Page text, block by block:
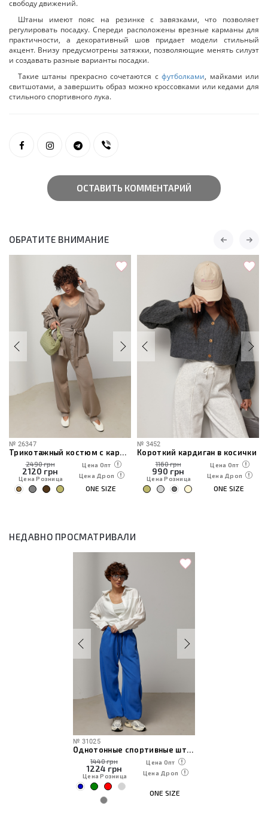
свободу движений.
Штаны имеют пояс на резинке с завязками, что позволяет
регулировать посадку. Спереди расположены врезные карманы для
практичности, а декоративный шов придает модели стильный
акцент. Внизу предусмотрены затяжки, позволяющие менять силуэт
и создавать разные варианты посадки.
Такие штаны прекрасно сочетаются сфутболками, майками или
свитшотами, а завершить образ можно кроссовками или кедами для
стильного спортивного лука.
ОСТАВИТЬ КОММЕНТАРИЙ
ОБРАТИТЕ ВНИМАНИЕ
№ 26347
Трикотажный костюм с кардиганом, топом и брюками
2490 грн
2120 грн
Цена Розница
Цена Опт
Цена Дроп
ONE SIZE
№ 3452
Короткий кардиган в косички
1160 грн
990 грн
Цена Розница
Цена Опт
Цена Дроп
ONE SIZE
НЕДАВНО ПРОСМАТРИВАЛИ
№ 31025
Однотонные спортивные штаны с затяжками
1440 грн
1224 грн
Цена Розница
Цена Опт
Цена Дроп
ONE SIZE